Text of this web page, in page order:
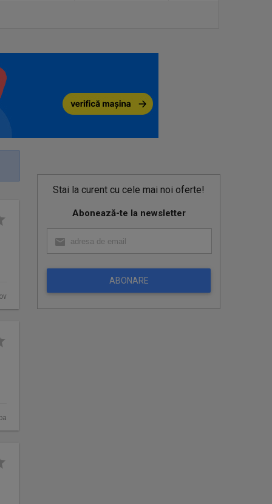
Stai la curent cu cele mai noi oferte!
Abonează-te la newsletter
ABONARE